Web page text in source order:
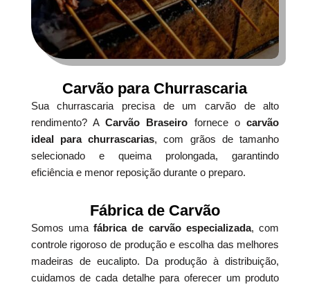
Carvão para Churrascaria
Sua churrascaria precisa de um carvão de alto
rendimento? ACarvão Braseiro fornece ocarvão
ideal para churrascarias, com grãos de tamanho
selecionado e queima prolongada, garantindo
eficiência e menor reposição durante o preparo.
Fábrica de Carvão
Somos umafábrica de carvão especializada, com
controle rigoroso de produção e escolha das melhores
madeiras de eucalipto. Da produção à distribuição,
cuidamos de cada detalhe para oferecer um produto